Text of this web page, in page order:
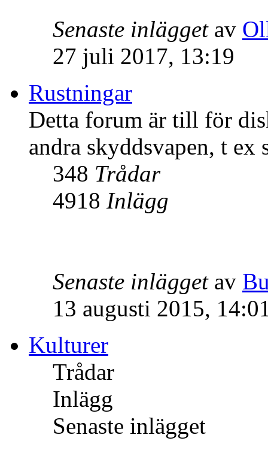
Senaste inläggetav
27 juli 2017, 13:19
Rustningar
Detta forum är till för
andra skyddsvapen, t ex
348 Trådar
4918 Inlägg
Senaste inläggetav
13 augusti 2015,
Kulturer
Trådar
Inlägg
Senaste inlägget